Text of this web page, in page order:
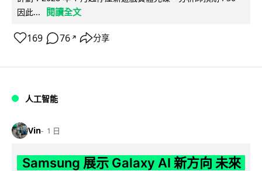
因此...
閱讀全文
169 76 ↗ 分享
人工智能
Vin 1 日
Samsung 展示 Galaxy AI 新方向 未來